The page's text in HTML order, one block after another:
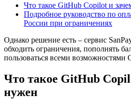
Что такое GitHub Copilot и
Подробное руководство по
России при ограничениях
Однако решение есть – сервис
обходить ограничения, пополнять
пользоваться всеми возможностями
Что такое GitHub
нужен